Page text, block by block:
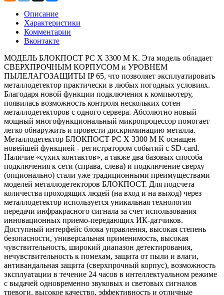
Описание
Характеристики
Комментарии
Вконтакте
МОДЕЛЬ БЛОКПОСТ РС X 3300 M K. Эта модель обладает
СВЕРХПРОЧНЫМ КОРПУСОМ и УРОВНЕМ
ПЫЛЕЛАГОЗАЩИТЫ IP 65, что позволяет эксплуатировать
металлодетектор практически в любых погодных условиях.
Благодаря новой функции подключения к компьютеру,
появилась возможность контроля нескольких сотен
металлодетекторов с одного сервера. Абсолютно новый
мощный многофункциональный микропроцессор помогает
легко обнаружить и провести дискриминацию металла.
Металлодетектор БЛОКПОСТ РС X 3300 M K оснащен
новейшей функцией - регистратором событий с SD-card.
Наличие «сухих контактов», а также два базовых способа
подключения к сети (справа, слева) и подключение сверху
(опционально) стали уже традиционными преимуществами
моделей металлодетекторов БЛОКПОСТ. Для подсчета
количества проходящих людей (на вход и на выход) через
металлодетектор используется уникальная технология
передачи инфракрасного сигнала за счет использования
инновационных приемо-передающих ИК-датчиков.
Доступный интерфейс блока управления, высокая степень
безопасности, универсальная применимость, высокая
чувствительность, широкий диапазон детектирования,
нечувствительность к помехам, защита от пыли и влаги,
антивандальная защита (сверхпрочный корпус), возможность
эксплуатации в течение 24 часов в интеллектуальном режиме
с выдачей одновременно звуковых и световых сигналов
тревоги, высокое качество, эффективность и отличные